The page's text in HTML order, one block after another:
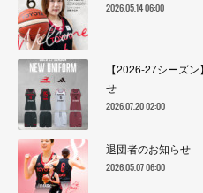
2026.05.14 06:00
【2026-27シーズ
せ
2026.07.20 02:00
退団者のお知らせ
2026.05.07 06:00